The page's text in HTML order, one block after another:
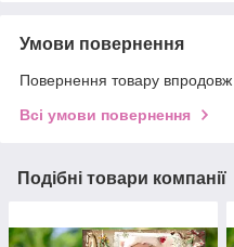
Умови повернення
Повернення товару впродовж
Всі умови повернення
Подібні товари компанії